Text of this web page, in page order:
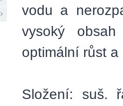
vodu a
vysoký
optimální růst
Složení: suš.